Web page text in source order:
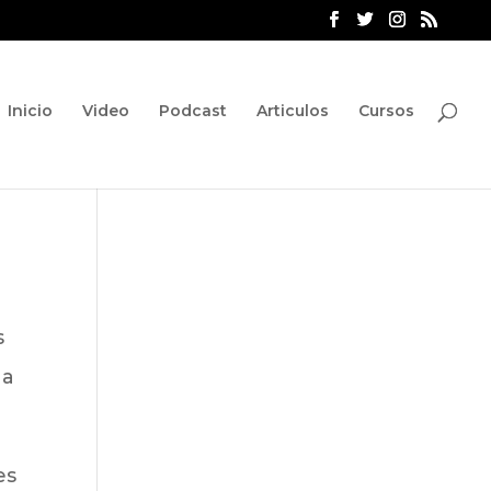
Inicio Video Podcast Articulos Cursos